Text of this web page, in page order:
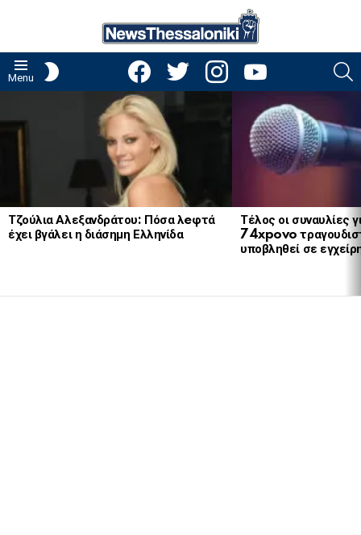
Menu
facebooktwitter instagramyoutube
Τζούλια Αλεξανδράτου: Πόσα λeφτά
έχει βγάλει η διάσημη Ελληνίδα
Τέλος οι συναυλίες
74xpovo
υποβληθεί σε